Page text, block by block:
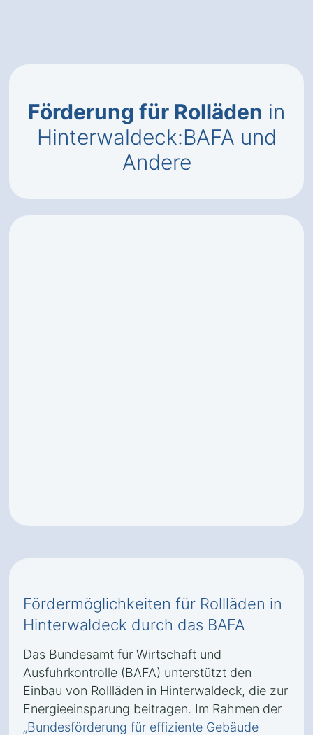
Förderung für Rolläden in
Hinterwaldeck:BAFA und
Andere
Fördermöglichkeiten für Rollläden in
Hinterwaldeck durch das BAFA
Das Bundesamt für Wirtschaft und
Ausfuhrkontrolle (BAFA) unterstützt den
Einbau von Rollläden in Hinterwaldeck, die zur
Energieeinsparung beitragen. Im Rahmen der
„Bundesförderung für effiziente Gebäude